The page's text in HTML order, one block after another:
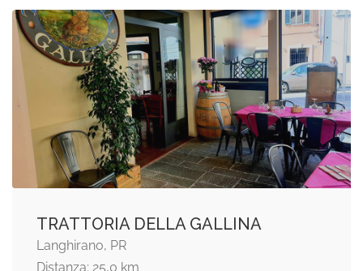
TRATTORIA DELLA GALLINA
Langhirano, PR
Distanza: 25,0 km